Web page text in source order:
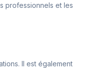
professionnels et les
Il est également